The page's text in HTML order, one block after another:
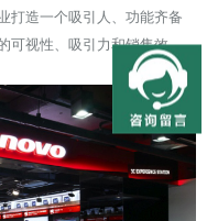
打造一个吸引人、功能齐备
可视性、吸引力和销售效